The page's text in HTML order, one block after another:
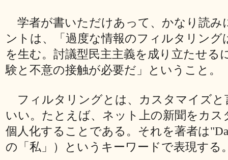
学者が書いただけあって、かなり読み
ントは、「過度な情報のフィルタリング
を生む。討議型民主主義を成り立たせる
験と不意の接触が必要だ」ということ。
フィルタリングとは、カスタマイズと
いい。たとえば、ネット上の新聞をカス
個人化することである。それを著者は
の「私」）というキーワードで表現する